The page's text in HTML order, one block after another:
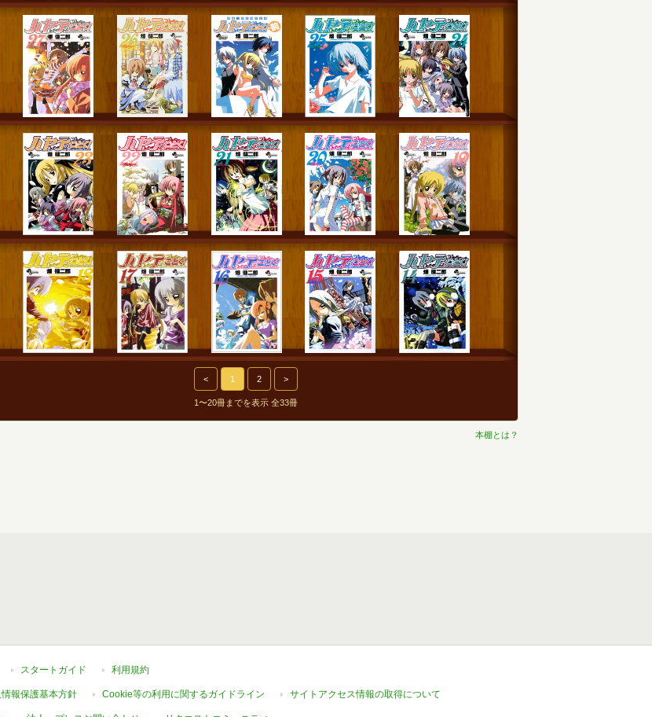
< 1 2 >
1〜20冊までを表示 全33冊
本棚とは？
スタートガイド 利用規約
報保護基本方針 Cookie等の利用に関するガイドライン サイトアクセス情報の取得について